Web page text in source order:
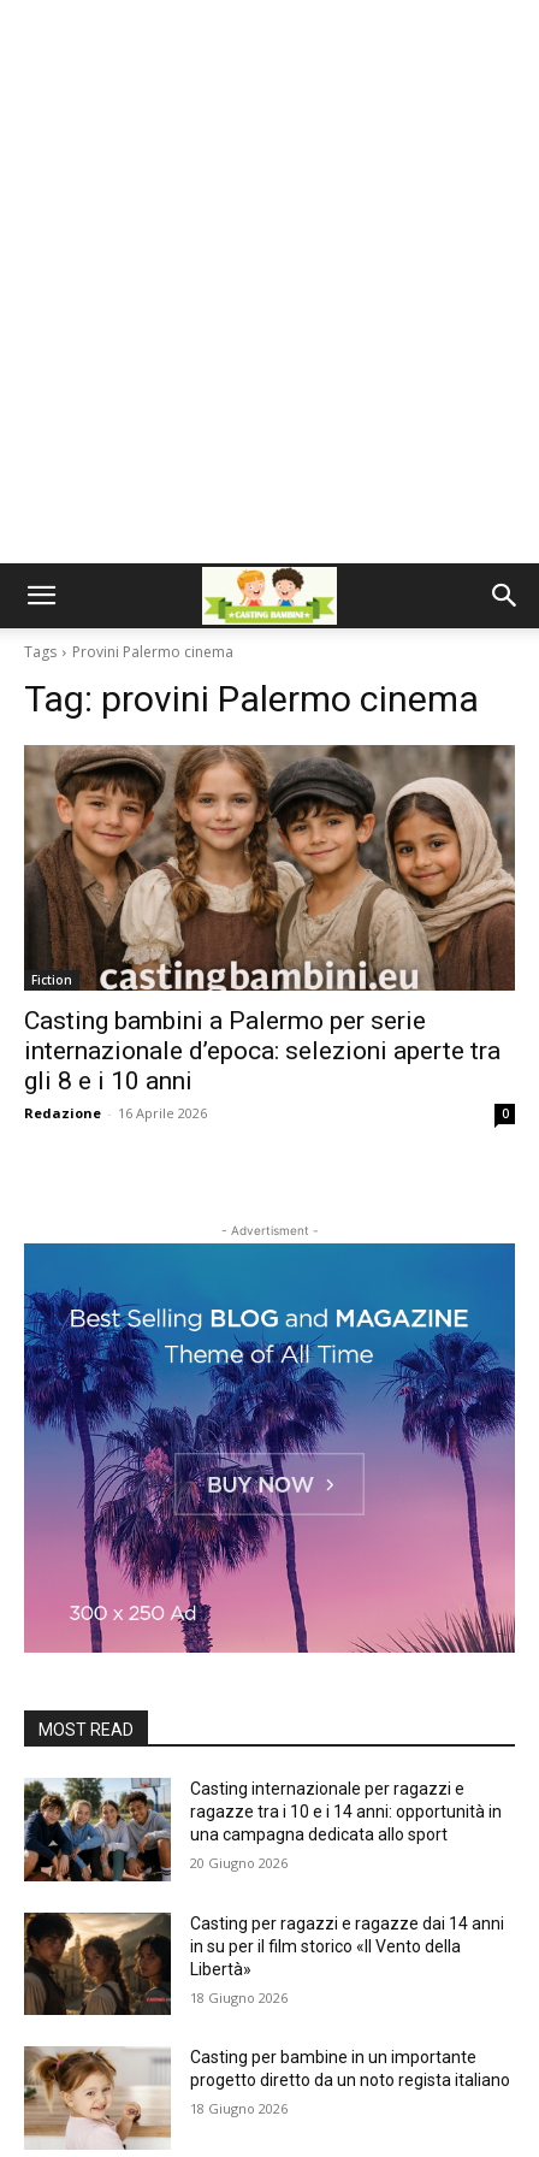
Tags Provini Palermo cinema
Tag: provini Palermo cinema
Fiction
Casting bambini a Palermo per serie
internazionale d’epoca: selezioni aperte tra
gli 8 e i 10 anni
Redazione - 16 Aprile 2026 0
- Advertisment -
MOST READ
Casting internazionale per ragazzi e
ragazze tra i 10 e i 14 anni: opportunità in
una campagna dedicata allo sport
20 Giugno 2026
Casting per ragazzi e ragazze dai 14 anni
in su per il film storico «Il Vento della
Libertà»
18 Giugno 2026
Casting per bambine in un importante
progetto diretto da un noto regista italiano
18 Giugno 2026